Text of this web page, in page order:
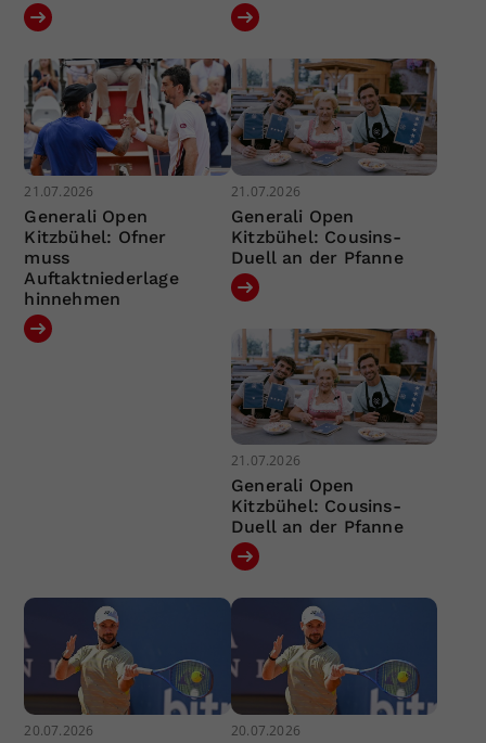
21.07.2026
Generali Open
Kitzbühel: Ofner
muss
Auftaktniederlage
hinnehmen
21.07.2026
Generali Open
Kitzbühel: Cousins-
Duell an der Pfanne
21.07.2026
Generali Open
Kitzbühel: Cousins-
Duell an der Pfanne
20.07.2026 20.07.2026